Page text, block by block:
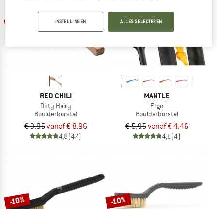
RED CHILI
Dirty Hairy
Boulderborstel
€ 9,95vanaf € 8,96
4,8(47)
tot -25%
MANTLE
Ergo
Boulderborstel
€ 5,95vanaf € 4,46
4,8(4)
-10% -10%
INSTELLINGEN ALLES SELECTEREN